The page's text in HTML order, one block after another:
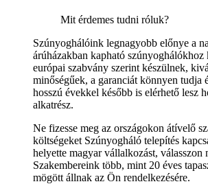
Mit érdemes tudni róluk?
Szúnyoghálóink legnagyobb előnye a
árúházakban kapható szúnyoghálókhoz
európai szabvány szerint készülnek,
minőségűek, a garanciát könnyen tudja
hosszú évekkel később is elérhető lesz
alkatrész.
Ne fizesse meg az országokon átívelő
költségeket Szúnyogháló telepítés
helyette magyar vállalkozást, válasszon
Szakembereink több, mint 20 éves
mögött állnak az Ön rendelkezésére.